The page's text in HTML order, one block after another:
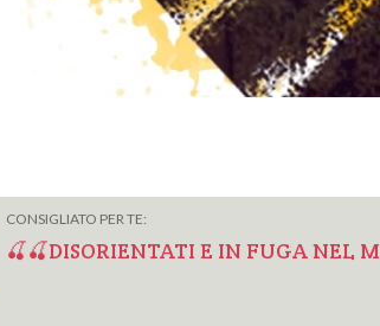
CONSIGLIATO PER TE:
🍒🍒DISORIENTATI E IN FUGA NEL